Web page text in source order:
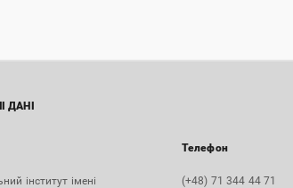
ДАНІ
інститут імені
Телефон
(+48) 71 344 44 71